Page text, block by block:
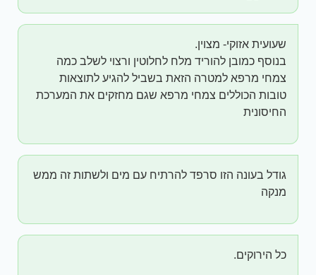
שעועית אזוקי- מצוין.
בנוסף כמובן להוריד מלח לחלוטין ורצוי לשלב כמה
צמחי מרפא למטרה הזאת בשביל להגיע לתוצאות
טובות הכוללים צמחי מרפא שגם מחזקים את המערכת
החיסונית
גודל בעונה הזו סרפד להרתיח עם מים ולשתות זה ממש
מנקה
כל הירוקים.